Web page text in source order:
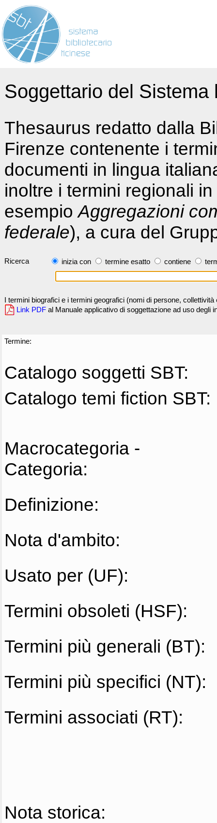
Soggettario del
Thesaurus redatto dalla
Firenze contenente i
documenti in lingua
inoltre i termini regionali
esempioAggregazioni
federale), a cura del
Ricerca inizia con termine esatto contiene
I termini biografici e i termini geografici (nomi di persone,
Link PDF al Manuale applicativo di soggettazione ad uso degli
Termine:
Catalogo soggetti SBT:
Catalogo temi fiction SBT:
Macrocategoria -
Categoria:
Definizione:
Nota d'ambito:
Usato per (UF):
Termini obsoleti (HSF):
Termini più generali (BT):
Termini più specifici (NT):
Termini associati (RT):
Nota storica: